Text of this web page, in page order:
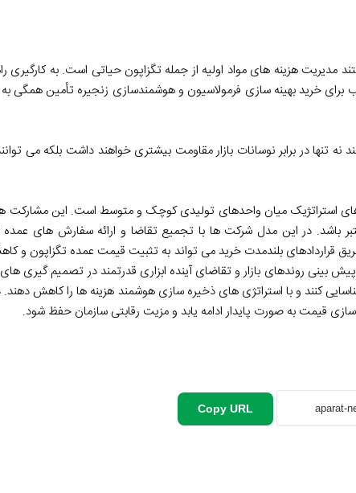
هزینه های مواد اولیه از جمله تگزاپون حیاتی است. به کارگیری
برای خرید بهینه سازی فرمولاسیون و هوشمندسازی زنجیره تأمین همگی
تنها در برابر نوسانات بازار مقاومت بیشتری خواهند داشت بلکه می
استراتژیک میان واحدهای تولیدی کوچک و متوسط است. این مشارکت
باشد. در این مدل شرکت ها با تجمیع تقاضا و ارائه سفارش های
قراردادهای بلندمدت خرید می تواند به تثبیت قیمت عمده تگزاپون و
روندهای بازار و تقاضای آینده ابزاری قدرتمند در تصمیم گیری
کنند و با استراتژی های ذخیره سازی هوشمند هزینه ها را کاهش
قیمت به صورت پایدار ادامه یابد و مزیت رقابتی سازمان حفظ شود.
Copy URL